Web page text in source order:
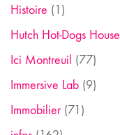
Histoire (1)
Hutch Hot-Dogs House
Ici Montreuil (77)
Immersive Lab (9)
Immobilier(71)